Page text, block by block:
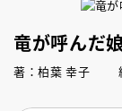
竜が呼んだ
著：柏葉 幸子